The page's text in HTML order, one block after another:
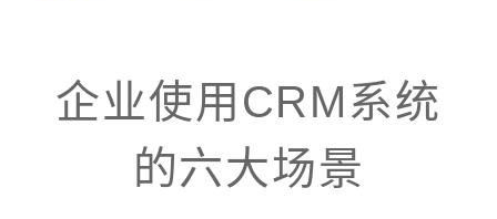
企业使用CRM系统
的六大场景